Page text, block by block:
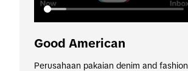
Good American
Perusahaan pakaian denim and fashion